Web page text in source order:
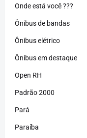
Onde está você ???
Ônibus de bandas
Ônibus elétrico
Ônibus em destaque
Open RH
Padrão 2000
Pará
Paraíba